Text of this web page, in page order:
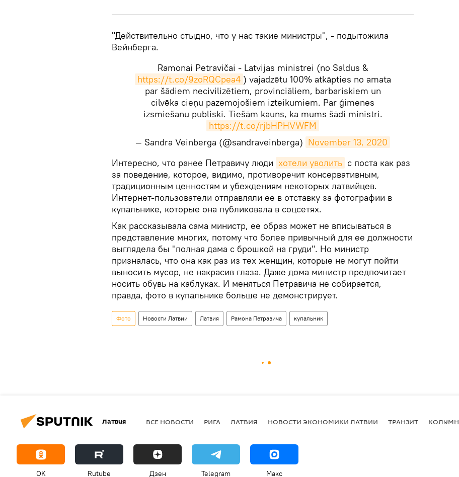
"Действительно стыдно, что у нас такие министры", - подытожила
Вейнберга.
Ramonai Petravičai - Latvijas ministrei (no Saldus &
https://t.co/9zoRQCpea4 ) vajadzētu 100% atkāpties no amata
par šādiem necivilizētiem, provinciāliem, barbariskiem un
cilvēka cieņu pazemojošiem izteikumiem. Par ģimenes
izsmiešanu publiski. Tiešām kauns, ka mums šādi ministri.
https://t.co/rjbHPHVWFM
— Sandra Veinberga (@sandraveinberga) November 13, 2020
​Интересно, что ранее Петравичу люди хотели уволить с поста как раз
за поведение, которое, видимо, противоречит консервативным,
традиционным ценностям и убеждениям некоторых латвийцев.
Интернет-пользователи отправляли ее в отставку за фотографии в
купальнике, которые она публиковала в соцсетях.
Как рассказывала сама министр, ее образ может не вписываться в
представление многих, потому что более привычный для ее должности
выглядела бы "полная дама с брошкой на груди". Но министр
призналась, что она как раз из тех женщин, которые не могут пойти
выносить мусор, не накрасив глаза. Даже дома министр предпочитает
носить обувь на каблуках. И меняться Петравича не собирается,
правда, фото в купальнике больше не демонстрирует.
Фото Новости Латвии Латвия Рамона Петравича купальник
Латвия ВСЕ НОВОСТИ РИГА ЛАТВИЯ НОВОСТИ ЭКОНОМИКИ ЛАТВИИ ТРАНЗИТ
OK Rutube Дзен Telegram Макс